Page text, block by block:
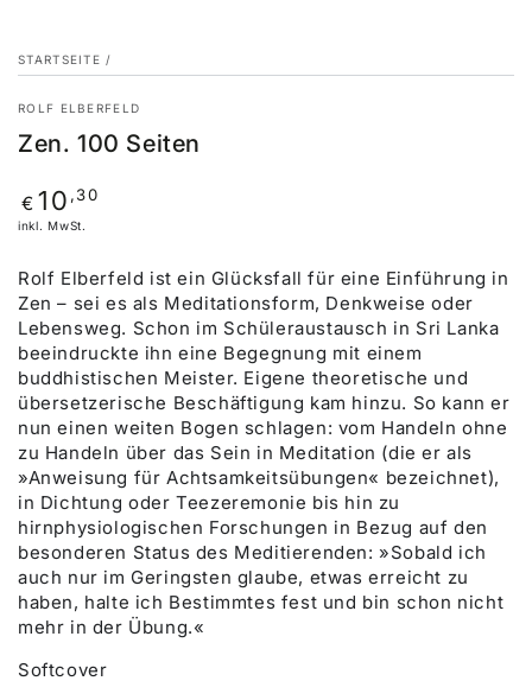
STARTSEITE /
ROLF ELBERFELD
Zen. 100 Seiten
Regulärer
Preis
€ 10 ,30
inkl. MwSt.
Rolf Elberfeld ist ein Glücksfall für eine Einführung in
Zen – sei es als Meditationsform, Denkweise oder
Lebensweg. Schon im Schüleraustausch in Sri Lanka
beeindruckte ihn eine Begegnung mit einem
buddhistischen Meister. Eigene theoretische und
übersetzerische Beschäftigung kam hinzu. So kann er
nun einen weiten Bogen schlagen: vom Handeln ohne
zu Handeln über das Sein in Meditation (die er als
»Anweisung für Achtsamkeitsübungen« bezeichnet),
in Dichtung oder Teezeremonie bis hin zu
hirnphysiologischen Forschungen in Bezug auf den
besonderen Status des Meditierenden: »Sobald ich
auch nur im Geringsten glaube, etwas erreicht zu
haben, halte ich Bestimmtes fest und bin schon nicht
mehr in der Übung.«
Softcover